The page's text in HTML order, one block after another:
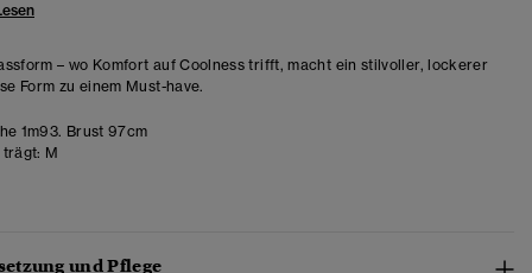
– wo Komfort auf Coolness trifft, macht ein stilvoller, lockerer
Form zu einem Must-have.
1m93. Brust 97cm
trägt: M
und Pflege